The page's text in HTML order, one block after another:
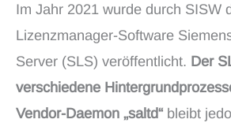
Im Jahr 2021 wurde durch SISW
Lizenzmanager-Software
Server (SLS) veröffentlicht. Der
verschiedene
Vendor-Daemon „saltd“ bleibt